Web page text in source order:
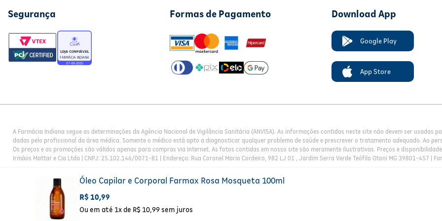
Óleo Capilar e Corporal Farmax Rosa Mosqueta 100ml
R$ 10,99
Ou em até 1x de R$ 10,99sem juros
Segurança Formas de Pagamento Download App
Google Play
App Store
A Farmácia Indiana segue as determinações da Agência Nacional de Vigilância Sanitária (ANVISA). As informações contidas neste site não devem ser
dadas pelo profissional da área médica. Somente o médico está apto a diagnosticar qualquer problema de saúde e prescrever o tratamento adequado. Ao
Os preços e as promoções são válidos apenas para compras via Internet. As fotos contidas em nosso site são meramente ilustrativas. Preços e
Irmãos Mattar e Cia Ltda | CNPJ: 25.102.146/0071-81 | Endereço: Rua Coronel Mario Cordeiro, 982 LJ 01 , Jardim Serra Verde Teófilo Otoni MG 39801-457 |